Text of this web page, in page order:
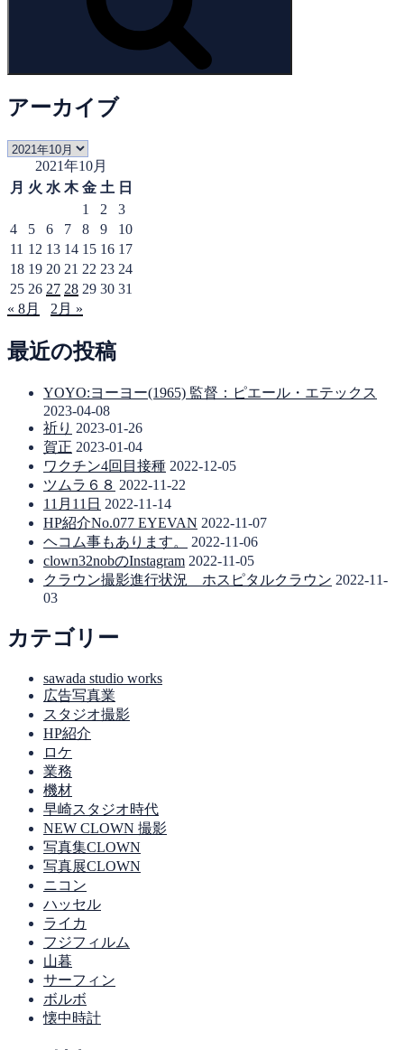
アーカイブ
ア
カ
ブ
2021年10月
月 火 水 木 金 土 日
1
2
3
4
5 6 7 8 9
10
11 12 13 14 15 16 17
18 19 20 21 22 23 24
25 26 27 28 29 30 31
« 8月
2月 »
最近の投稿
YOYO:ヨーヨー(1965) 監督：ピエール・エテックス
2023-04-08
祈り 2023-01-26
賀正 2023-01-04
ワクチン4回目接種 2022-12-05
ツムラ６８ 2022-11-22
11月11日 2022-11-14
HP紹介No.077 EYEVAN 2022-11-07
ヘコム事もあります。
2022-11-06
clown32nobのInstagram 2022-11-05
クラウン撮影進行状況 ホスピタルクラウン 2022-11-
03
カテゴリー
sawada studio works
広告写真業
スタジオ撮影
HP紹介
ロケ
業務
機材
早崎スタジオ時代
NEW CLOWN 撮影
写真集CLOWN
写真展CLOWN
ニコン
ハッセル
ライカ
フジフィルム
山暮
サーフィン
ボルボ
懐中時計